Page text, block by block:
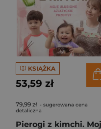
KSIĄŻKA
53,59 zł
79,99 zł - sugerowana cena
detaliczna